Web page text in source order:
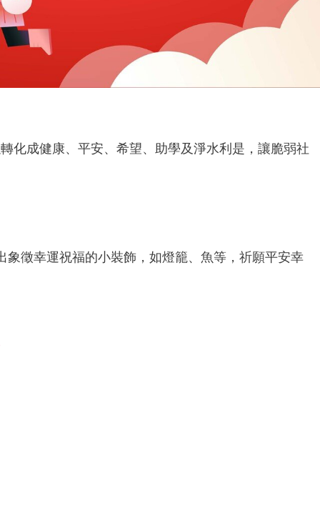
化成健康、平安、希望、助學及淨水利是，讓脆弱社
徵幸運祝福的小裝飾，如燈籠、魚等，祈願平安幸